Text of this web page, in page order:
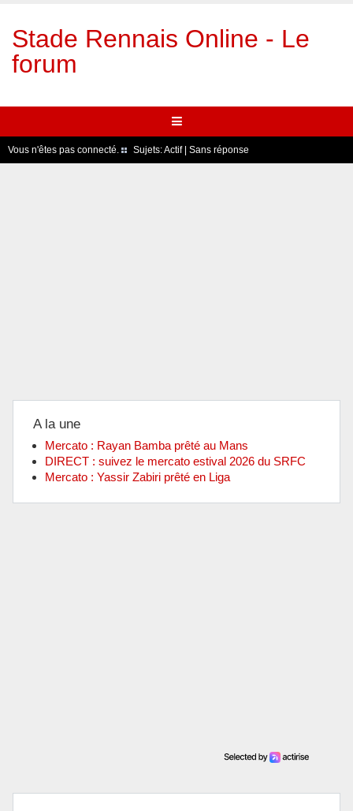
Stade Rennais Online - Le
forum
Vous n'êtes pas connecté. Sujets:Actif| Sans réponse
A la une
Mercato : Rayan Bamba prêté au Mans
DIRECT : suivez le mercato estival 2026 du SRFC
Mercato : Yassir Zabiri prêté en Liga